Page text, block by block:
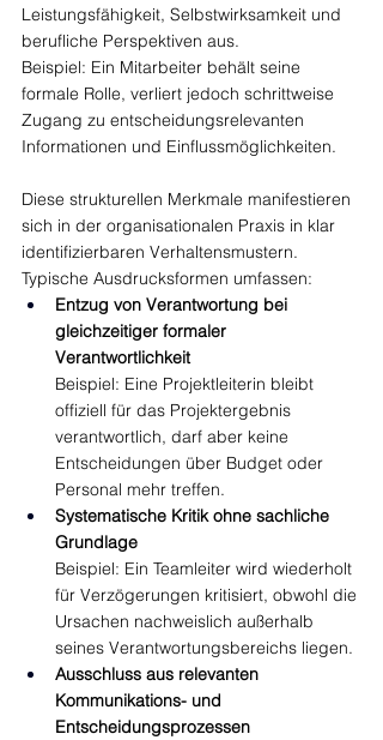
Leistungsfähigkeit, Selbstwirksamkeit und
berufliche Perspektiven aus.
Beispiel: Ein Mitarbeiter behält seine
formale Rolle, verliert jedoch schrittweise
Zugang zu entscheidungsrelevanten
Informationen und Einflussmöglichkeiten.
Diese strukturellen Merkmale manifestieren
sich in der organisationalen Praxis in klar
identifizierbaren Verhaltensmustern.
Typische Ausdrucksformen umfassen:
Entzug von Verantwortung bei
gleichzeitiger formaler
Verantwortlichkeit
Beispiel: Eine Projektleiterin bleibt
offiziell für das Projektergebnis
verantwortlich, darf aber keine
Entscheidungen über Budget oder
Personal mehr treffen.
Systematische Kritik ohne sachliche
Grundlage
Beispiel: Ein Teamleiter wird wiederholt
für Verzögerungen kritisiert, obwohl die
Ursachen nachweislich außerhalb
seines Verantwortungsbereichs liegen.
Ausschluss aus relevanten
Kommunikations- und
Entscheidungsprozessen